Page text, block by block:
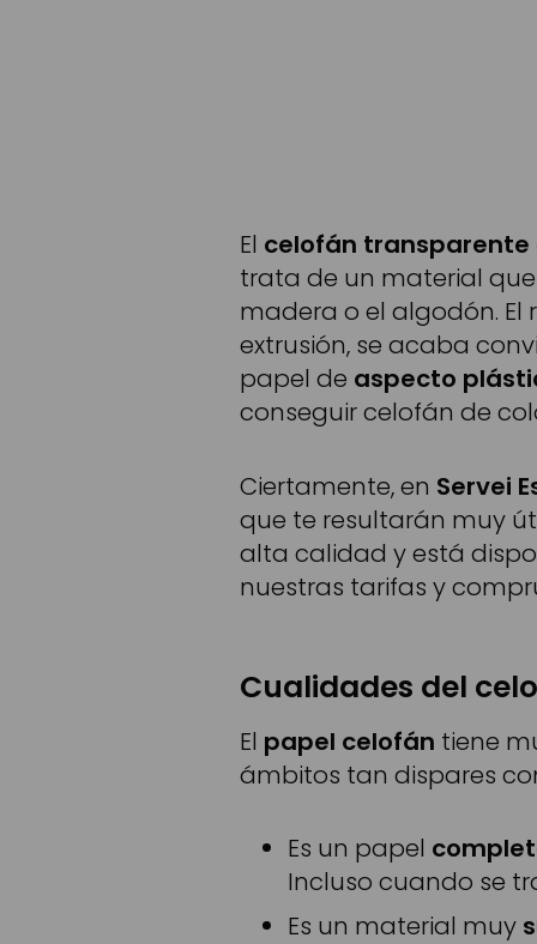
El celofán transparente
trata de un material
madera o el algodón. El
extrusión, se acaba
papel de aspecto
conseguir celofán de
Ciertamente, en Servei
que te resultarán muy
alta calidad y está
nuestras tarifas y
Cualidades del
El papel celofán tiene
ámbitos tan dispares
Es un papel
Incluso cuando se
Es un material muy